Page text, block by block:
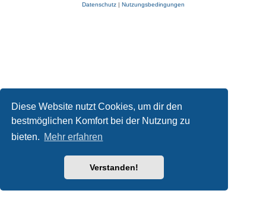
Diese Website nutzt Cookies, um dir den
bestmöglichen Komfort bei der Nutzung zu
bieten. Mehr erfahren
Verstanden!
Datenschutz| Nutzungsbedingungen